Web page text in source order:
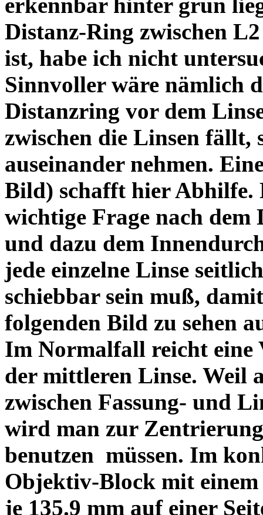
Distanz-Ring zwischen
ist, habe ich nicht
Sinnvoller wäre nämlich
Distanzring vor dem
zwischen die Linsen fällt,
auseinander nehmen.
Bild) schafft hier Abhilfe.
wichtige Frage nach dem
und dazu dem
jede einzelne Linse
schiebbar sein muß,
folgenden Bild zu sehen
Im Normalfall reicht eine
der mittleren Linse. Weil
zwischen Fassung- und
wird man zur
benutzen müssen. Im
Objektiv-Block mit einem
je 135.9 mm auf einer